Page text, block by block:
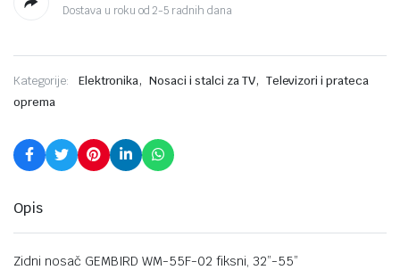
Dostava u roku od 2-5 radnih dana
Kategorije: Elektronika, Nosaci i stalci za TV, Televizori i prateca
oprema
Opis
Zidni nosač GEMBIRD WM-55F-02 fiksni, 32”-55”